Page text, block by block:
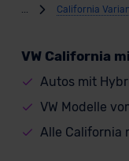
California
VW California
Autos mit
VW Modelle
Alle California